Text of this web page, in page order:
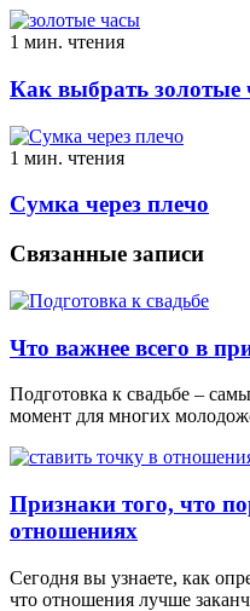
1 мин. чтения
Как выбрать золотые
1 мин. чтения
Сумка через плечо
Связанные записи
Что важнее всего в
Подготовка к свадьбе –
момент для многих
Признаки того, что
отношениях
Сегодня вы узнаете, как
что отношения лучше